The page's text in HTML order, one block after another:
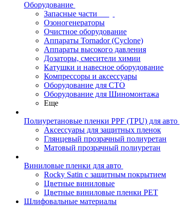
Оборудование
Запасные части
Озоногенераторы
Очистное оборудование
Аппараты Tornador (Cyclone)
Аппараты высокого давления
Дозаторы, смесители химии
Катушки и навесное оборудование
Компрессоры и аксессуары
Оборудование для СТО
Оборудование для Шиномонтажа
Еще
Полиуретановые пленки PPF (TPU) для авто
Аксессуары для защитных пленок
Глянцевый прозрачный полиуретан
Матовый прозрачный полиуретан
Виниловые пленки для авто
Rocky Satin с защитным покрытием
Цветные виниловые
Цветные виниловые пленки PET
Шлифовальные материалы